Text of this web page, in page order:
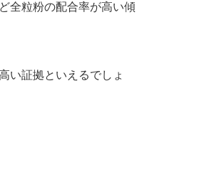
全粒粉の配合率が高い傾
い証拠といえるでしょ